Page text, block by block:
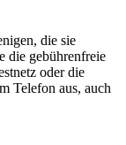
die sie
die gebührenfreie
oder die
Telefon aus, auch